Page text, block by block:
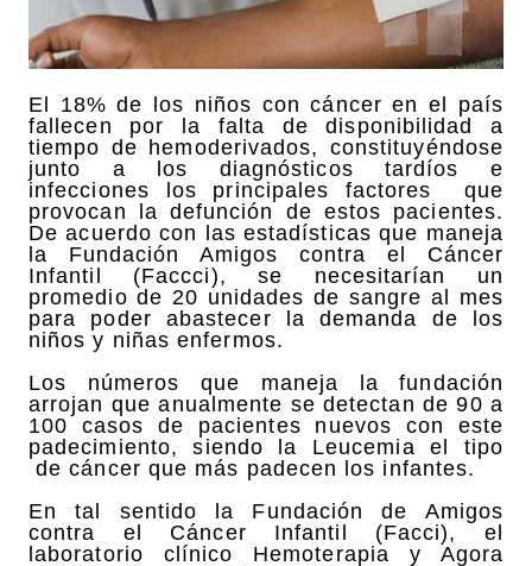
El 18% de los niños con cáncer en el país
fallecen por la falta de disponibilidad a
tiempo de hemoderivados, constituyéndose
junto a los diagnósticos tardíos e
infecciones los principales factores que
provocan la defunción de estos pacientes.
De acuerdo con las estadísticas que maneja
la Fundación Amigos contra el Cáncer
Infantil (Faccci), se necesitarían un
promedio de 20 unidades de sangre al mes
para poder abastecer la demanda de los
niños y niñas enfermos.
Los números que maneja la fundación
arrojan que anualmente se detectan de 90 a
100 casos de pacientes nuevos con este
padecimiento, siendo la Leucemia el tipo
de cáncer que más padecen los infantes.
En tal sentido la Fundación de Amigos
contra el Cáncer Infantil (Facci), el
laboratorio clínico Hemoterapia y Agora